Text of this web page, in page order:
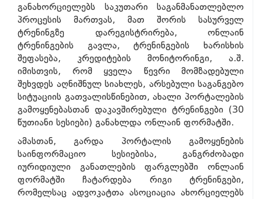
განახორციელებს საკუთარი საგანმანათლებლო
პროცესის მართვას, მათ შორის სასურველ
ტრენინგზე დარეგისტრირება, ონლაინ
ტრენინგების გავლა, ტრენინგების ხარისხის
შეფასება, კრედიტების მონიტორინგი, ა.შ.
იმისთვის, რომ ყველა წევრი მომზადებული
შეხვდეს აღნიშნულ სიახლეს, არსებული საგანგებო
სიტუაციის გათვალისწინებით, ახალი პორტალების
გამოყენებასთან დაკავშირებული ტრენინგები (30
წუთიანი სესიები) განახლდა ონლაინ ფორმატში.
ამასთან, გარდა პორტალის გამოყენების
საინფორმაციო სესიებისა, განგრძობადი
იურიდიული განათლების ფარგლებში ონლაინ
ფორმატში ჩატარდება რიგი ტრენინგები,
რომელსაც ადვოკატთა ასოციაცია ახორციელებს